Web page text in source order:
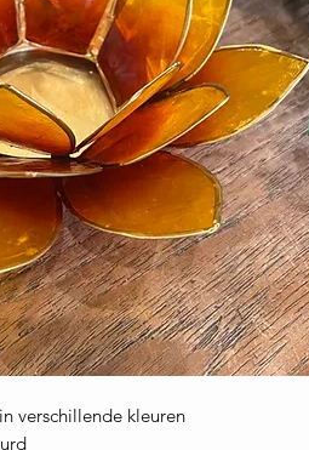
verschillende kleuren